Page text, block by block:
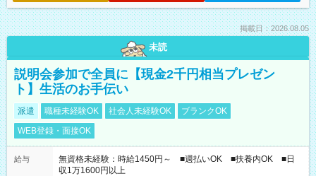
掲載日：2026.08.05
未読
説明会参加で全員に【現金2千円相当プレゼン
ト】生活のお手伝い
派遣 職種未経験OK 社会人未経験OK
ブランクOK
WEB登録・面接OK
給与
無資格未経験：時給1450円～ ■週払いOK ■扶養内OK ■日
収1万1600円以上